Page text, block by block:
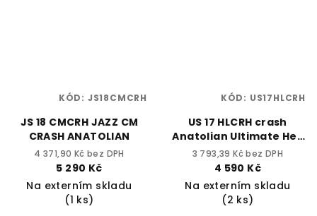
JS 18 CMCRH JAZZ CM
CRASH ANATOLIAN
4 371,90 Kč bez DPH
5 290 Kč
Na externím skladu
(1 ks)
KÓD: JS18CMCRH
US 17 HLCRH crash
Anatolian Ultimate Hell
17"
3 793,39 Kč bez DPH
4 590 Kč
Na externím skladu
(2 ks)
KÓD: US17HLCRH